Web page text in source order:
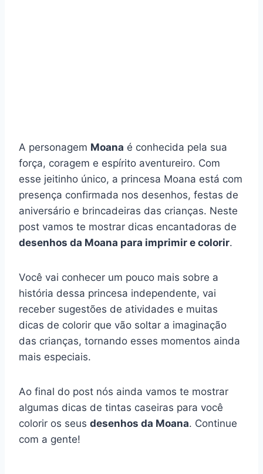
A personagem Moana é conhecida pela sua
força, coragem e espírito aventureiro. Com
esse jeitinho único, a princesa Moana está com
presença confirmada nos desenhos, festas de
aniversário e brincadeiras das crianças. Neste
post vamos te mostrar dicas encantadoras de
desenhos da Moana para imprimir e colorir.
Você vai conhecer um pouco mais sobre a
história dessa princesa independente, vai
receber sugestões de atividades e muitas
dicas de colorir que vão soltar a imaginação
das crianças, tornando esses momentos ainda
mais especiais.
Ao final do post nós ainda vamos te mostrar
algumas dicas de tintas caseiras para você
colorir os seus desenhos da Moana. Continue
com a gente!